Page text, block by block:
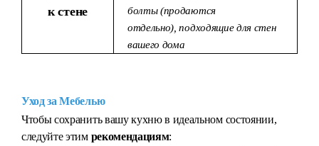
к стене
болты (продаются
отдельно), подходящие для стен
вашего дома
Уход за Мебелью
Чтобы сохранить вашу кухню в идеальном состоянии,
следуйте этим рекомендациям: